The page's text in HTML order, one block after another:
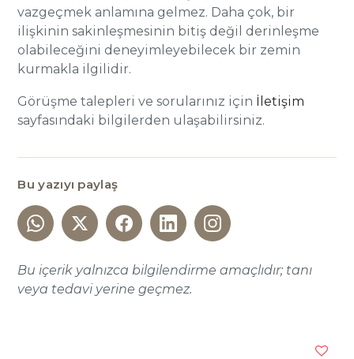
vazgeçmek anlamına gelmez. Daha çok, bir
ilişkinin sakinleşmesinin bitiş değil derinleşme
olabileceğini deneyimleyebilecek bir zemin
kurmakla ilgilidir.
Görüşme talepleri ve sorularınız için İletişim
sayfasındaki bilgilerden ulaşabilirsiniz.
Bu yazıyı paylaş
Bu içerik yalnızca bilgilendirme amaçlıdır; tanı
veya tedavi yerine geçmez.